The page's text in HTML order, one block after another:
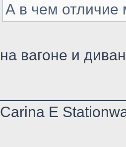
А в чем отличие
на вагоне и
Carina E